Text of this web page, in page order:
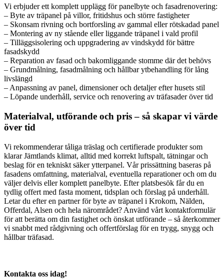
Vi erbjuder ett komplett upplägg för panelbyte och fasadrenovering:
– Byte av träpanel på villor, fritidshus och större fastigheter
– Skonsam rivning och bortforsling av gammal eller rötskadad panel
– Montering av ny stående eller liggande träpanel i vald profil
– Tilläggsisolering och uppgradering av vindskydd för bättre
fasadskydd
– Reparation av fasad och bakomliggande stomme där det behövs
– Grundmålning, fasadmålning och hållbar ytbehandling för lång
livslängd
– Anpassning av panel, dimensioner och detaljer efter husets stil
– Löpande underhåll, service och renovering av träfasader över tid
Materialval, utförande och pris – så skapar vi värde
över tid
Vi rekommenderar tåliga träslag och certifierade produkter som
klarar Jämtlands klimat, alltid med korrekt luftspalt, tätningar och
beslag för en tekniskt säker ytterpanel. Vår prissättning baseras på
fasadens omfattning, materialval, eventuella reparationer och om du
väljer delvis eller komplett panelbyte. Efter platsbesök får du en
tydlig offert med fasta moment, tidsplan och förslag på underhåll.
Letar du efter en partner för byte av träpanel i Krokom, Nälden,
Offerdal, Alsen och hela närområdet? Använd vårt kontaktformulär
för att berätta om din fastighet och önskat utförande – så återkommer
vi snabbt med rådgivning och offertförslag för en trygg, snygg och
hållbar träfasad.
Kontakta oss idag!